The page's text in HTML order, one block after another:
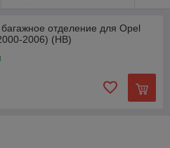
багажное отделение для Opel
2006) (HB)